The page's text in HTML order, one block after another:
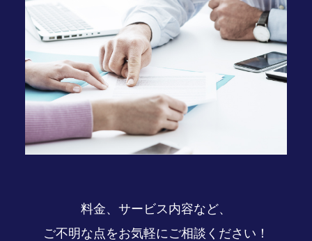
料金、サービス内容など、
ご不明な点をお気軽にご相談ください！